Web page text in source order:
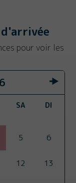
pour voir les
SA DI
5 6
12 13